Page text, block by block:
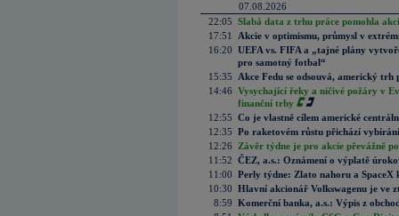
07.08.2026
22:05 Slabá data z trhu práce pomohla
17:51
Akcie v optimismu, průmysl v
16:20 UEFA vs. FIFA a „tajné plány
pro samotný fotbal“
15:35
Akce Fedu se odsouvá, americký
14:46 Vysychající řeky a ničivé požáry v
finanční trhy
12:55 Co je vlastně cílem americké
12:35 Po raketovém růstu přichází
12:26
Závěr týdne je pro akcie převážně
11:52 ČEZ, a.s.: Oznámení o výplatě
11:00 Perly týdne: Zlato nahoru a SpaceX
10:30 Hlavní akcionář Volkswagenu je ve
8:59 Komerční banka, a.s.: Výpis z